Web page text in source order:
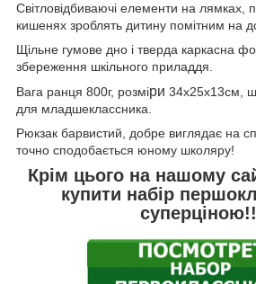
Світловідбиваючі елементи на лямках,
кишенях зроблять дитину помітним на
Щільне гумове дно і тверда каркасна
збереження шкільного приладдя.
Вага ранця 800г, розміри 34х25х13см,
для младшеклассника.
Рюкзак барвистий, добре виглядає на
точно сподобається юному школяру!
Крім цього на нашому
купити набір